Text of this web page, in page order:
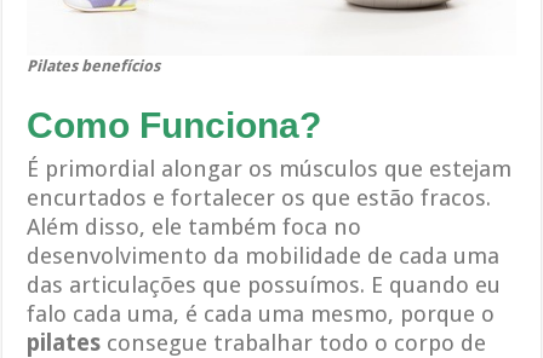
Pilates benefícios
Como Funciona?
É primordial alongar os músculos que estejam
encurtados e fortalecer os que estão fracos.
Além disso, ele também foca no
desenvolvimento da mobilidade de cada uma
das articulações que possuímos. E quando eu
falo cada uma, é cada uma mesmo, porque o
pilates consegue trabalhar todo o corpo de